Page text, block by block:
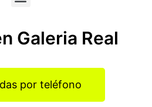
Galeria Real
por teléfono